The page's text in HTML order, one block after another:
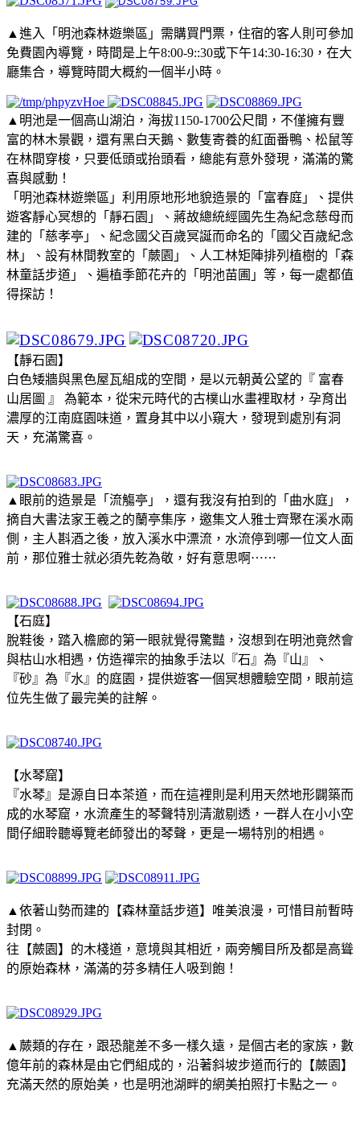
▲進入「明池森林遊樂區」需購買門票，住宿的客人則可參加
免費園內導覽，時間是上午8:00-9::30或下午14:30-16:30，在大
廳集合，導覽時間大概約一個半小時。
▲明池是一個高山湖泊，海拔1150-1700公尺間，不僅擁有豐
富的林木景觀，還有黑白天鵝、數隻寄養的紅面番鴨、松鼠等
在林間穿梭，只要低頭或抬頭看，總能有意外發現，滿滿的驚
喜與感動！
「明池森林遊樂區」利用原地形地貌造景的「富春庭」、提供
遊客靜心冥想的「靜石園」、蔣故總統經國先生為紀念慈母而
建的「慈孝亭」、紀念國父百歲冥誕而命名的「國父百歲紀念
林」、設有林間教室的「蕨園」、人工林矩陣排列植樹的「森
林童話步道」、遍植季節花卉的「明池苗圃」等，每一處都值
得探訪！​
【靜石園】
白色矮牆與黑色屋瓦組成的空間，是以元朝黃公望的『 富春
山居圖 』 為範本，從宋元時代的古樸山水畫裡取材，孕育出
濃厚的江南庭園味道，置身其中以小窺大，發現到處別有洞
天，充滿驚喜。
▲眼前的造景是「流觴亭」，還有我沒有拍到的「曲水庭」，
摘自大書法家王羲之的蘭亭集序，邀集文人雅士齊聚在溪水兩
側，主人斟酒之後，放入溪水中漂流，水流停到哪一位文人面
前，那位雅士就必須先乾為敬，好有意思啊⋯⋯
【石庭】
脫鞋後，踏入檐廊的第一眼就覺得驚豔，沒想到在明池竟然會
與枯山水相遇，仿造禪宗的抽象手法以『石』為『山』、
『砂』為『水』的庭園，提供遊客一個冥想體驗空間，眼前這
位先生做了最完美的註解。
【水琴窟】
『水琴』是源自日本茶道，而在這裡則是利用天然地形闢築而
成的水琴窟，水流產生的琴聲特別清澈剔透，一群人在小小空
間仔細聆聽導覽老師發出的琴聲，更是一場特別的相遇。
▲依著山勢而建的【森林童話步道】唯美浪漫，可惜目前暫時
封閉。
往【蕨園】的木棧道，意境與其相近，兩旁觸目所及都是高聳
的原始森林，滿滿的芬多精任人吸到飽！
▲蕨類的存在，跟恐龍差不多一樣久遠，是個古老的家族，數
億年前的森林是由它們組成的，沿著斜坡步道而行的【蕨園】
充滿天然的原始美，也是明池湖畔的網美拍照打卡點之一。